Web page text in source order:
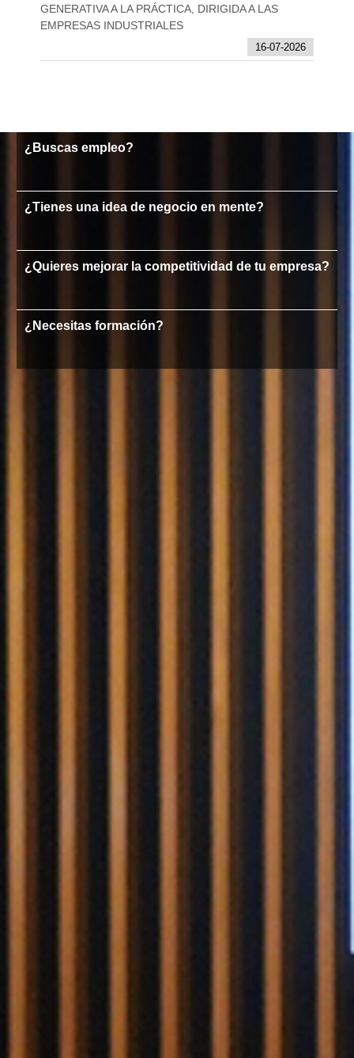
GENERATIVA A LA PRÁCTICA, DIRIGIDA A LAS
EMPRESAS INDUSTRIALES
16-07-2026
¿Buscas empleo?
¿Tienes una idea de negocio en mente?
¿Quieres mejorar la competitividad de tu empresa?
¿Necesitas formación?